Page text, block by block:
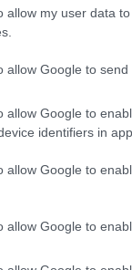
allow my user data
allow Google to
allow Google to
identifiers in
allow Google to
allow Google to
που
μεν
στιγμή,
από 110
τις
δισ.